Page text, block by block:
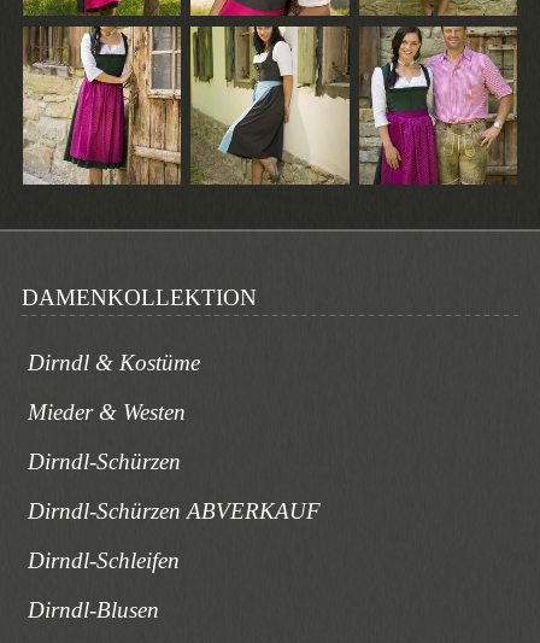
DAMENKOLLEKTION
Dirndl & Kostüme
Mieder & Westen
Dirndl-Schürzen
Dirndl-Schürzen ABVERKAUF
Dirndl-Schleifen
Dirndl-Blusen